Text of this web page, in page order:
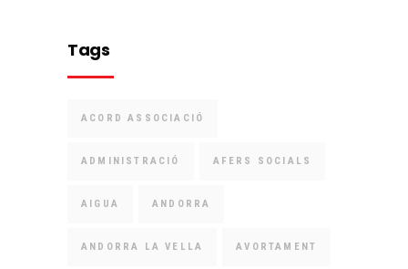
Tags
ACORD ASSOCIACIÓ
ADMINISTRACIÓ AFERS SOCIALS
AIGUA ANDORRA
ANDORRA LA VELLA AVORTAMENT